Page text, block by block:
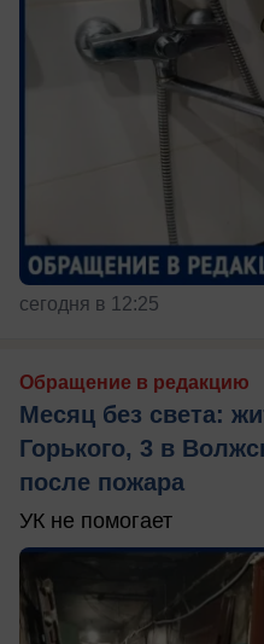
сегодня в 12:25
Обращение в редакцию
Месяц без света:
Горького, 3 в
после пожара
УК не помогает